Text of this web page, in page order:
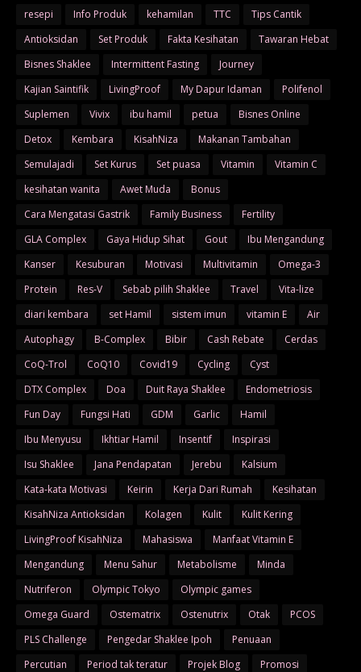
resepi
Info Produk kehamilan TTC
Tips Cantik
Antioksidan
Set Produk Fakta Kesihatan
Tawaran Hebat
Bisnes Shaklee
Intermittent Fasting
Journey
Kajian Saintifik
LivingProof My Dapur Idaman
Polifenol
Suplemen
Vivix ibu hamil petua
Bisnes Online
Detox
Kembara KisahNiza
Makanan Tambahan
Semulajadi
Set Kurus Set puasa Vitamin
Vitamin C
kesihatan wanita
Awet Muda
Bonus
Cara Mengatasi Gastrik
Family Business
Fertility
GLA Complex
Gaya Hidup Sihat Gout
Ibu Mengandung
Kanser
Kesuburan Motivasi Multivitamin
Omega-3
Protein
Res-V Sebab pilih Shaklee Travel
Vita-lize
diari kembara
set Hamil sistem imun vitamin E
Air
Autophagy
B-Complex Bibir Cash Rebate
Cerdas
CoQ-Trol
CoQ10 Covid19 Cycling
Cyst
DTX Complex
Doa Duit Raya Shaklee
Endometriosis
Fun Day
Fungsi Hati GDM Garlic
Hamil
Ibu Menyusu
Ikhtiar Hamil Insentif
Inspirasi
Isu Shaklee
Jana Pendapatan Jerebu
Kalsium
Kata-kata Motivasi
Keirin Kerja Dari Rumah
Kesihatan
KisahNiza Antioksidan
Kolagen Kulit
Kulit Kering
LivingProof KisahNiza
Mahasiswa
Manfaat Vitamin E
Mengandung
Menu Sahur Metabolisme
Minda
Nutriferon
Olympic Tokyo
Olympic games
Omega Guard
Ostematrix Ostenutrix Otak
PCOS
PLS Challenge
Pengedar Shaklee Ipoh
Penuaan
Percutian
Period tak teratur Projek Blog
Promosi